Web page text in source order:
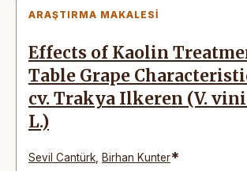
ARAŞTIRMA MAKALESI
Effects of Kaolin
Table Grape
cv. Trakya Ilkeren (V.
L.)
Sevil Cantürk Birhan Kunter*